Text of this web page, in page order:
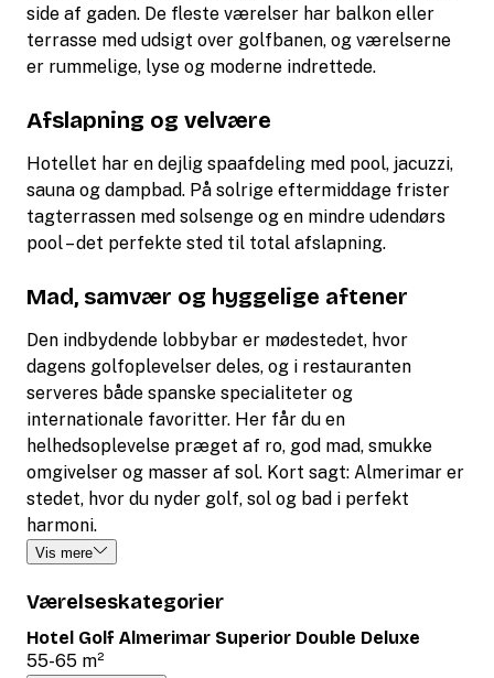
side af gaden. De fleste værelser har balkon eller
terrasse med udsigt over golfbanen, og værelserne
er rummelige, lyse og moderne indrettede.
Afslapning og velvære
Hotellet har en dejlig spaafdeling med pool, jacuzzi,
sauna og dampbad. På solrige eftermiddage frister
tagterrassen med solsenge og en mindre udendørs
pool – det perfekte sted til total afslapning.
Mad, samvær og hyggelige aftener
Den indbydende lobbybar er mødestedet, hvor
dagens golfoplevelser deles, og i restauranten
serveres både spanske specialiteter og
internationale favoritter. Her får du en
helhedsoplevelse præget af ro, god mad, smukke
omgivelser og masser af sol. Kort sagt: Almerimar er
stedet, hvor du nyder golf, sol og bad i perfekt
harmoni.
Vis mere
Værelseskategorier
Hotel Golf Almerimar Superior Double Deluxe
55-65 m²